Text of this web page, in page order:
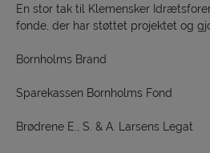
En stor tak til Klemensker
fonde, der har støttet projektet og
Bornholms Brand
Sparekassen Bornholms Fond
Brødrene E., S. & A. Larsens Legat